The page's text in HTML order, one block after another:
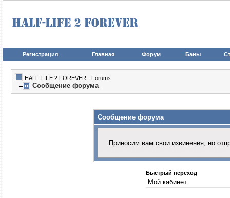
Регистрация Главная Форум Баны
HALF-LIFE 2 FOREVER - Forums
Сообщение форума
Сообщение форума
Приносим вам свои извинения, но
Быстрый переход